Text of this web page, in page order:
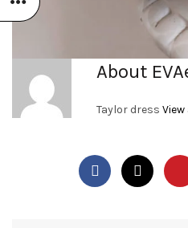
About
Taylor dress